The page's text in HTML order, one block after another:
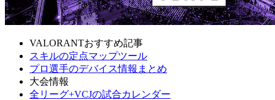
VALORANTおすすめ記事
スキルの定点マップツール
プロ選手のデバイス情報まとめ
大会情報
全リーグ+VCJの試合カレンダー